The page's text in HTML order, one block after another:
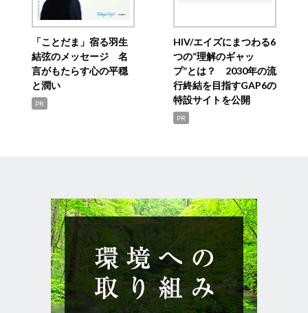
「ことだま」宿る羽生
結弦のメッセージ 名
言がもたらす心の平穏
と潤い
PR
HIV/エイズにまつわる6
つの“理解のギャッ
プ”とは？ 2030年の流
行終結を目指すGAP6の
特設サイトを公開
PR